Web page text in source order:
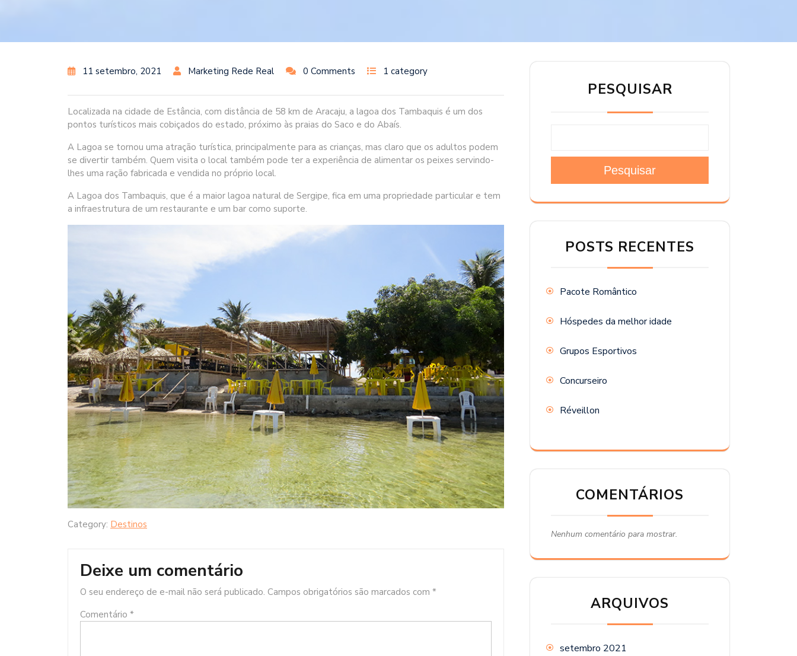
11 setembro, 2021 Marketing Rede Real 0 Comments 1 category
Localizada na cidade de Estância, com distância de 58 km de Aracaju, a lagoa dos Tambaquis é um dos
pontos turísticos mais cobiçados do estado, próximo às praias do Saco e do Abaís.
A Lagoa se tornou uma atração turística, principalmente para as crianças, mas claro que os adultos podem
se divertir também. Quem visita o local também pode ter a experiência de alimentar os peixes servindo-
lhes uma ração fabricada e vendida no próprio local.
A Lagoa dos Tambaquis, que é a maior lagoa natural de Sergipe, fica em uma propriedade particular e tem
a infraestrutura de um restaurante e um bar como suporte.
Category: Destinos
Deixe um comentário
O seu endereço de e-mail não será publicado. Campos obrigatórios são marcados com *
Comentário *
PESQUISAR
Pesquisar
POSTS RECENTES
Pacote Romântico
Hóspedes da melhor idade
Grupos Esportivos
Concurseiro
Réveillon
COMENTÁRIOS
Nenhum comentário para mostrar.
ARQUIVOS
setembro 2021